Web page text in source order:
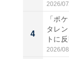
前...
2026/
4
「ポ
タレ
トに
2026/